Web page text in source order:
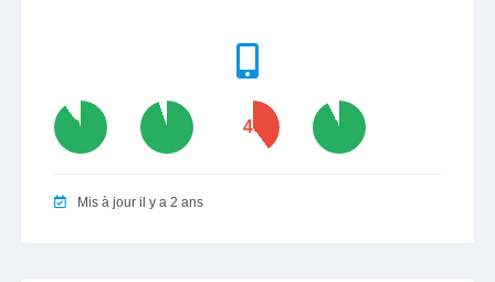
90 95 40 93
Mis à jour il y a 2 ans